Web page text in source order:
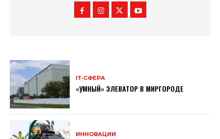
ІТ-СФЕРА
«УМНЫЙ» ЭЛЕВАТОР В МИРГОРОДЕ
ИННОВАЦИИ